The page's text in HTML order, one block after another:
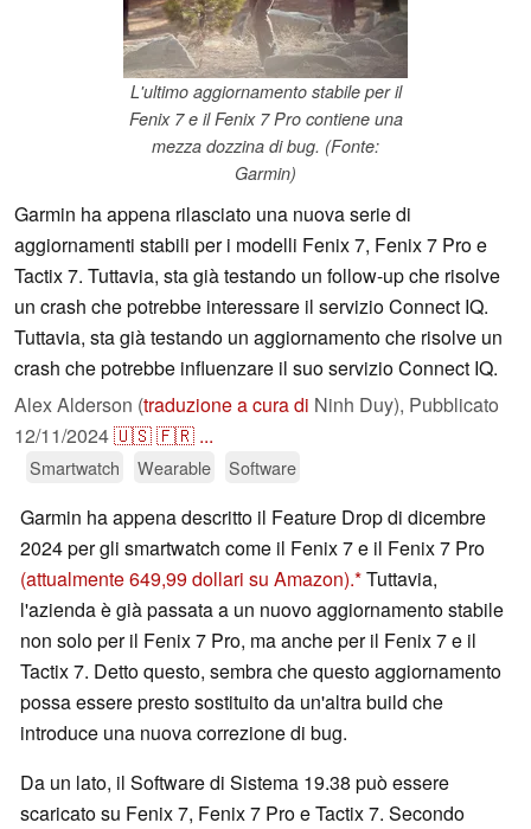
L'ultimo aggiornamento stabile per il
Fenix 7 e il Fenix 7 Pro contiene una
mezza dozzina di bug. (Fonte:
Garmin)
Garmin ha appena rilasciato una nuova serie di
aggiornamenti stabili per i modelli Fenix 7, Fenix 7 Pro e
Tactix 7. Tuttavia, sta già testando un follow-up che risolve
un crash che potrebbe interessare il servizio Connect IQ.
Tuttavia, sta già testando un aggiornamento che risolve un
crash che potrebbe influenzare il suo servizio Connect IQ.
Alex Alderson (traduzione a cura di Ninh Duy), Pubblicato
12/11/2024🇺🇸🇫🇷 ...
Smartwatch Wearable Software
Garmin ha appena descritto il Feature Drop di dicembre
2024 per gli smartwatch come il Fenix 7 e il Fenix 7 Pro
(attualmente 649,99 dollari su Amazon). Tuttavia,
l'azienda è già passata a un nuovo aggiornamento stabile
non solo per il Fenix 7 Pro, ma anche per il Fenix 7 e il
Tactix 7. Detto questo, sembra che questo aggiornamento
possa essere presto sostituito da un'altra build che
introduce una nuova correzione di bug.
Da un lato, il Software di Sistema 19.38 può essere
scaricato su Fenix 7, Fenix 7 Pro e Tactix 7. Secondo